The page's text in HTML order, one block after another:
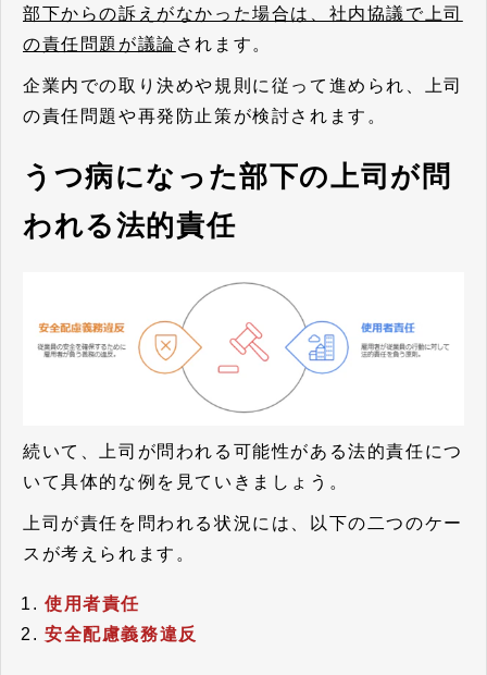
部下からの訴えがなかった場合は、社内協議で上司
の責任問題が議論 されます。
企業内での取り決めや規則に従って進められ、上司
の責任問題や再発防止策が検討されます。
うつ病になった部下の上司が問
われる法的責任
続いて、上司が問われる可能性がある法的責任につ
いて具体的な例を見ていきましょう。
上司が責任を問われる状況には、以下の二つのケー
スが考えられます。
使用者責任
安全配慮義務違反